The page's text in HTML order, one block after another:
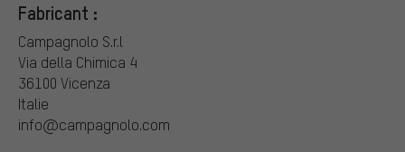
Fabricant :
Campagnolo S.r.l
Via della Chimica 4
36100 Vicenza
Italie
info@campagnolo.com